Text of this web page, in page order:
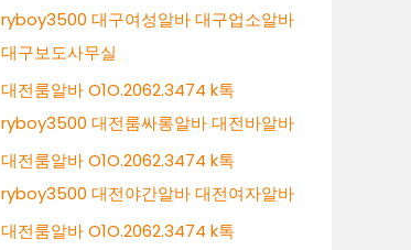
ryboy3500 대구여성알바 대구업소알바
대구보도사무실
대전룸알바 O1O.2062.3474 k톡
ryboy3500 대전룸싸롱알바 대전바알바
대전룸알바 O1O.2062.3474 k톡
ryboy3500 대전야간알바 대전여자알바
대전룸알바 O1O.2062.3474 k톡